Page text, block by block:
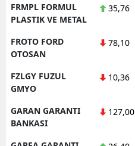
FRMPL FORMUL
PLASTIK VE METAL
35,76
FROTO FORD
OTOSAN
78,10
FZLGY FUZUL
GMYO
10,36
GARAN GARANTI
BANKASI
127,00